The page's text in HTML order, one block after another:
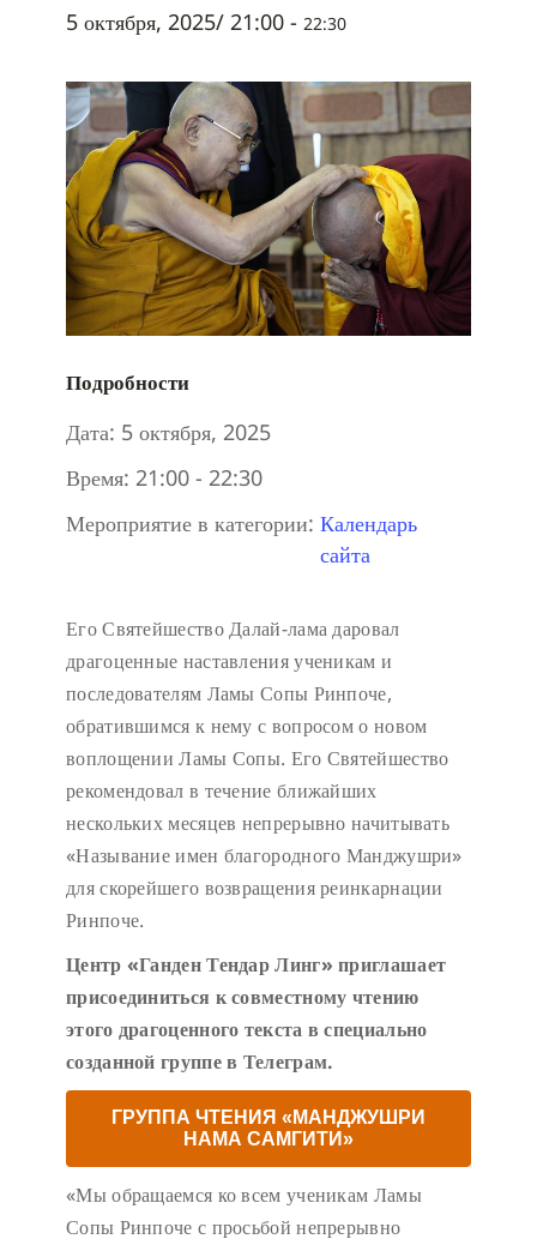
5 октября, 2025/ 21:00 - 22:30
Подробности
Дата: 5 октября, 2025
Время: 21:00 - 22:30
Мероприятие в категории: Календарь
сайта
Его Святейшество Далай-лама даровал
драгоценные наставления ученикам и
последователям Ламы Сопы Ринпоче,
обратившимся к нему с вопросом о новом
воплощении Ламы Сопы. Его Святейшество
рекомендовал в течение ближайших
нескольких месяцев непрерывно начитывать
«Называние имен благородного Манджушри»
для скорейшего возвращения реинкарнации
Ринпоче.
Центр «Ганден Тендар Линг» приглашает
присоединиться к совместному чтению
этого драгоценного текста в специально
созданной группе в Телеграм.
ГРУППА ЧТЕНИЯ «МАНДЖУШРИ
НАМА САМГИТИ»
«Мы обращаемся ко всем ученикам Ламы
Сопы Ринпоче с просьбой непрерывно